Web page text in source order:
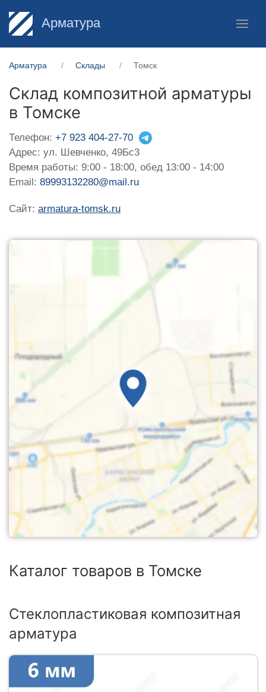
Арматура
Арматура Склады Томск
Склад композитной арматуры
в Томске
Телефон: +7 923 404-27-70
Адрес: ул. Шевченко, 49Бс3
Время работы: 9:00 - 18:00, обед 13:00 - 14:00
Email: 89993132280@mail.ru
Сайт: armatura-tomsk.ru
Каталог товаров в Томске
Стеклопластиковая композитная
арматура